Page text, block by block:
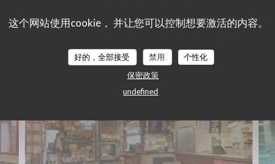
这个网站使用cookie， 并让您可以控制想要激活的内容。
好的，全部接受 禁用
个性化
保密政策
undefined